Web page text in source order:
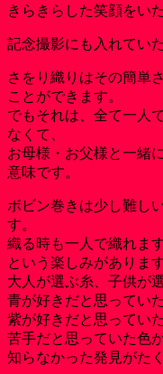
きらきらした笑顔をい
記念撮影にも入れてい
さをり織りはその簡単
ことができます。
でもそれは、全て一人
なくて、
お母様・お父様と一緒
意味です。
ボビン巻きは少し難し
す。
織る時も一人で織れま
という楽しみがあります
大人が選ぶ糸、子供が
青が好きだと思ってい
紫が好きだと思ってい
苦手だと思っていた色
知らなかった発見がた